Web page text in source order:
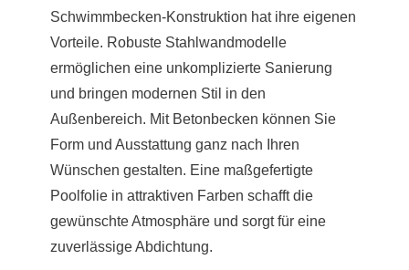
Schwimmbecken-Konstruktion hat ihre eigenen
Vorteile. Robuste Stahlwandmodelle
ermöglichen eine unkomplizierte Sanierung
und bringen modernen Stil in den
Außenbereich. Mit Betonbecken können Sie
Form und Ausstattung ganz nach Ihren
Wünschen gestalten. Eine maßgefertigte
Poolfolie in attraktiven Farben schafft die
gewünschte Atmosphäre und sorgt für eine
zuverlässige Abdichtung.